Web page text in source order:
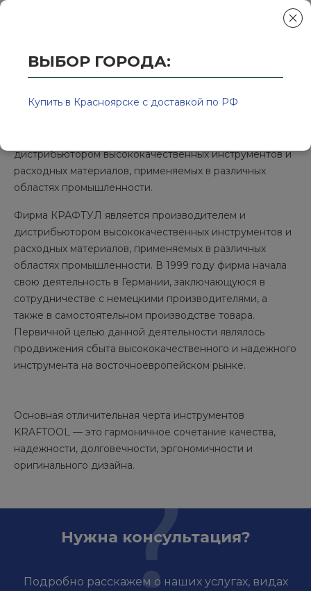
Колор-Авто - магазин лакокрасочной продукции и
Kraftool
дистрибьютором высококачественных инструментов и
расходных материалов, применяемых в различных
областях промышленности.
Фирма КРАФТУЛ является производителем и
дистрибьютором высококачественных инструментов и
расходных материалов, применяемых в различных
областях промышленности. В 1999 году фирма начала
свою деятельность в Германии, заключающуюся в
сотрудничестве с немецкими производителями, а
также в самостоятельном производстве товара.
Первичной целью данной деятельности являлось
продвижения сбыта высококачественного и надежного
инструмента на восточноевропейском рынке.
Основная отличительная черта инструментов
KRAFTOOL — это гармоничное сочетание качества,
надежности, долговечности, эргономичности и
оригинального дизайна.
Нужна консультация?
Подробно расскажем о наших услугах, видах
ВЫБОР ГОРОДА:
Купить в Красноярске с доставкой по РФ